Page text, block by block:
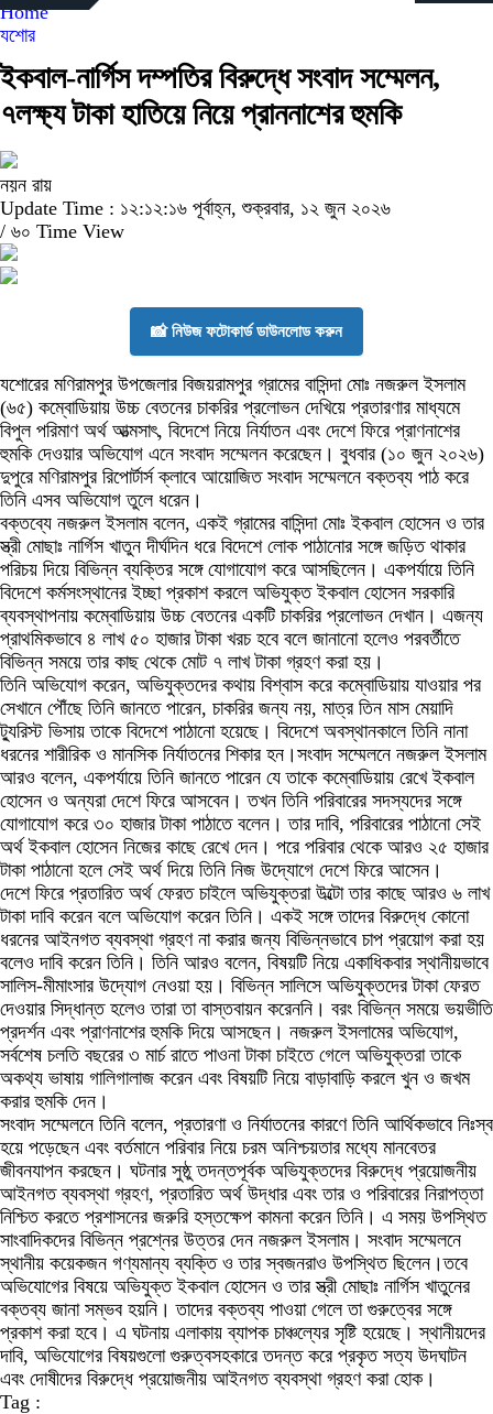
Home
যশোর
ইকবাল-নার্গিস দম্পতির বিরুদ্ধে সংবাদ সম্মেলন,
৭লক্ষ্য টাকা হাতিয়ে নিয়ে প্রাননাশের হুমকি
নয়ন রায়
Update Time : ১২:১২:১৬ পূর্বাহ্ন, শুক্রবার, ১২ জুন ২০২৬
/ ৬০ Time View
📸 নিউজ ফটোকার্ড ডাউনলোড করুন
যশোরের মণিরামপুর উপজেলার বিজয়রামপুর গ্রামের বাসিন্দা মোঃ নজরুল ইসলাম
(৬৫) কম্বোডিয়ায় উচ্চ বেতনের চাকরির প্রলোভন দেখিয়ে প্রতারণার মাধ্যমে
বিপুল পরিমাণ অর্থ আত্মসাৎ, বিদেশে নিয়ে নির্যাতন এবং দেশে ফিরে প্রাণনাশের
হুমকি দেওয়ার অভিযোগ এনে সংবাদ সম্মেলন করেছেন। বুধবার (১০ জুন ২০২৬)
দুপুরে মণিরামপুর রিপোর্টার্স ক্লাবে আয়োজিত সংবাদ সম্মেলনে বক্তব্য পাঠ করে
তিনি এসব অভিযোগ তুলে ধরেন।
‎বক্তব্যে নজরুল ইসলাম বলেন, একই গ্রামের বাসিন্দা মোঃ ইকবাল হোসেন ও তার
স্ত্রী মোছাঃ নার্গিস খাতুন দীর্ঘদিন ধরে বিদেশে লোক পাঠানোর সঙ্গে জড়িত থাকার
পরিচয় দিয়ে বিভিন্ন ব্যক্তির সঙ্গে যোগাযোগ করে আসছিলেন। একপর্যায়ে তিনি
বিদেশে কর্মসংস্থানের ইচ্ছা প্রকাশ করলে অভিযুক্ত ইকবাল হোসেন সরকারি
ব্যবস্থাপনায় কম্বোডিয়ায় উচ্চ বেতনের একটি চাকরির প্রলোভন দেখান। এজন্য
প্রাথমিকভাবে ৪ লাখ ৫০ হাজার টাকা খরচ হবে বলে জানানো হলেও পরবর্তীতে
বিভিন্ন সময়ে তার কাছ থেকে মোট ৭ লাখ টাকা গ্রহণ করা হয়।
‎তিনি অভিযোগ করেন, অভিযুক্তদের কথায় বিশ্বাস করে কম্বোডিয়ায় যাওয়ার পর
সেখানে পৌঁছে তিনি জানতে পারেন, চাকরির জন্য নয়, মাত্র তিন মাস মেয়াদি
ট্যুরিস্ট ভিসায় তাকে বিদেশে পাঠানো হয়েছে। বিদেশে অবস্থানকালে তিনি নানা
ধরনের শারীরিক ও মানসিক নির্যাতনের শিকার হন।সংবাদ সম্মেলনে নজরুল ইসলাম
আরও বলেন, একপর্যায়ে তিনি জানতে পারেন যে তাকে কম্বোডিয়ায় রেখে ইকবাল
হোসেন ও অন্যরা দেশে ফিরে আসবেন। তখন তিনি পরিবারের সদস্যদের সঙ্গে
যোগাযোগ করে ৩০ হাজার টাকা পাঠাতে বলেন। তার দাবি, পরিবারের পাঠানো সেই
অর্থ ইকবাল হোসেন নিজের কাছে রেখে দেন। পরে পরিবার থেকে আরও ২৫ হাজার
টাকা পাঠানো হলে সেই অর্থ দিয়ে তিনি নিজ উদ্যোগে দেশে ফিরে আসেন।
‎দেশে ফিরে প্রতারিত অর্থ ফেরত চাইলে অভিযুক্তরা উল্টো তার কাছে আরও ৬ লাখ
টাকা দাবি করেন বলে অভিযোগ করেন তিনি। একই সঙ্গে তাদের বিরুদ্ধে কোনো
ধরনের আইনগত ব্যবস্থা গ্রহণ না করার জন্য বিভিন্নভাবে চাপ প্রয়োগ করা হয়
বলেও দাবি করেন তিনি। তিনি আরও বলেন, বিষয়টি নিয়ে একাধিকবার স্থানীয়ভাবে
সালিস-মীমাংসার উদ্যোগ নেওয়া হয়। বিভিন্ন সালিসে অভিযুক্তদের টাকা ফেরত
দেওয়ার সিদ্ধান্ত হলেও তারা তা বাস্তবায়ন করেননি। বরং বিভিন্ন সময়ে ভয়ভীতি
প্রদর্শন এবং প্রাণনাশের হুমকি দিয়ে আসছেন। নজরুল ইসলামের অভিযোগ,
সর্বশেষ চলতি বছরের ৩ মার্চ রাতে পাওনা টাকা চাইতে গেলে অভিযুক্তরা তাকে
অকথ্য ভাষায় গালিগালাজ করেন এবং বিষয়টি নিয়ে বাড়াবাড়ি করলে খুন ও জখম
করার হুমকি দেন।
‎সংবাদ সম্মেলনে তিনি বলেন, প্রতারণা ও নির্যাতনের কারণে তিনি আর্থিকভাবে নিঃস্ব
হয়ে পড়েছেন এবং বর্তমানে পরিবার নিয়ে চরম অনিশ্চয়তার মধ্যে মানবেতর
জীবনযাপন করছেন। ঘটনার সুষ্ঠু তদন্তপূর্বক অভিযুক্তদের বিরুদ্ধে প্রয়োজনীয়
আইনগত ব্যবস্থা গ্রহণ, প্রতারিত অর্থ উদ্ধার এবং তার ও পরিবারের নিরাপত্তা
নিশ্চিত করতে প্রশাসনের জরুরি হস্তক্ষেপ কামনা করেন তিনি। এ সময় উপস্থিত
সাংবাদিকদের বিভিন্ন প্রশ্নের উত্তর দেন নজরুল ইসলাম। সংবাদ সম্মেলনে
স্থানীয় কয়েকজন গণ্যমান্য ব্যক্তি ও তার স্বজনরাও উপস্থিত ছিলেন।তবে
অভিযোগের বিষয়ে অভিযুক্ত ইকবাল হোসেন ও তার স্ত্রী মোছাঃ নার্গিস খাতুনের
বক্তব্য জানা সম্ভব হয়নি। তাদের বক্তব্য পাওয়া গেলে তা গুরুত্বের সঙ্গে
প্রকাশ করা হবে। এ ঘটনায় এলাকায় ব্যাপক চাঞ্চল্যের সৃষ্টি হয়েছে। স্থানীয়দের
দাবি, অভিযোগের বিষয়গুলো গুরুত্বসহকারে তদন্ত করে প্রকৃত সত্য উদঘাটন
এবং দোষীদের বিরুদ্ধে প্রয়োজনীয় আইনগত ব্যবস্থা গ্রহণ করা হোক।
Tag :